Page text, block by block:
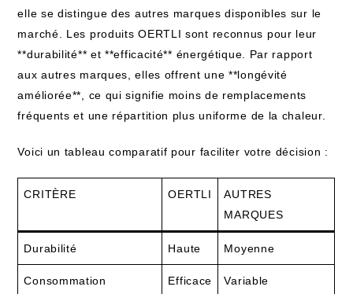
elle se distingue des autres marques disponibles sur le
marché. Les produits OERTLI sont reconnus pour leur
**durabilité** et **efficacité** énergétique. Par rapport
aux autres marques, elles offrent une **longévité
améliorée**, ce qui signifie moins de remplacements
fréquents et une répartition plus uniforme de la chaleur.
Voici un tableau comparatif pour faciliter votre décision :
CRITÈRE OERTLI
AUTRES
MARQUES
Durabilité Haute Moyenne
Consommation
Efficace Variable